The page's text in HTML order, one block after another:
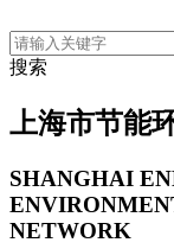
搜索
上海市节能
SHANGHAI
NETWORK